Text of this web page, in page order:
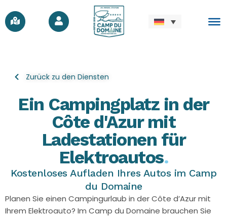
Zurück zu den Diensten
Ein Campingplatz in der
Côte d'Azur mit
Ladestationen für
Elektroautos.
Kostenloses Aufladen Ihres Autos im Camp
du Domaine
Planen Sie einen Campingurlaub in der Côte d’Azur mit
Ihrem Elektroauto? Im Camp du Domaine brauchen Sie